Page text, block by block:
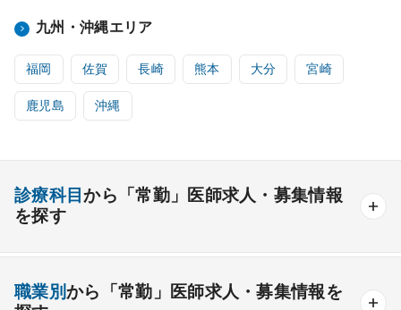
九州・沖縄エリア
福岡 佐賀 長崎 熊本 大分 宮崎
鹿児島 沖縄
診療科目から「常勤」医師求人・募集情報
を探す
内科系
一般内科 呼吸器内科 消化器内科 循環器内科
職業別から「常勤」医師求人・募集情報を